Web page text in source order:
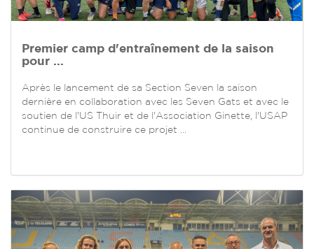
Premier camp d'entraînement de la saison
pour ...
Après le lancement de sa Section Seven la saison
dernière en collaboration avec les Seven Gats et avec le
soutien de l'US Thuir et de l'Association Ginette, l'USAP
continue de construire ce projet ...